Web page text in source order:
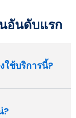
อันดับแรก
ใช้บริการนี้?
?